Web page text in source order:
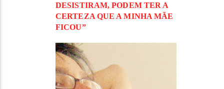
DESISTIRAM, PODEM TER A
CERTEZA QUE A MINHA MÃE
FICOU”